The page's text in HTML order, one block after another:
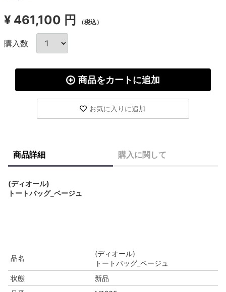
¥ 461,100 円 （税込）
購入数
商品をカートに追加
お気に入りに追加
商品詳細 購入に関して
(ディオール)
トートバッグ_ベージュ
品名
(ディオール)
トートバッグ_ベージュ
状態
新品